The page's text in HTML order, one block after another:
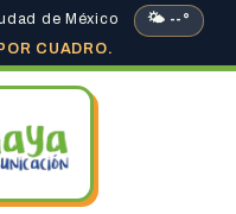
de México
🌤 --°
CUADRO.